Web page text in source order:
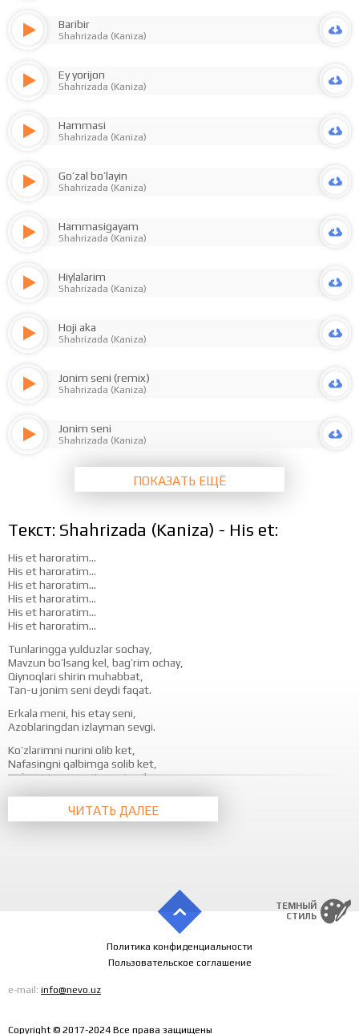
Baribir
Shahrizada (Kaniza)
Ey yorijon
Shahrizada (Kaniza)
Hammasi
Shahrizada (Kaniza)
Go’zal bo’layin
Shahrizada (Kaniza)
Hammasigayam
Shahrizada (Kaniza)
Hiylalarim
Shahrizada (Kaniza)
Hoji aka
Shahrizada (Kaniza)
Jonim seni (remix)
Shahrizada (Kaniza)
Jonim seni
Shahrizada (Kaniza)
ПОКАЗАТЬ ЕЩЁ
Текст: Shahrizada (Kaniza) - His et:
His et haroratim…
His et haroratim…
His et haroratim…
His et haroratim…
His et haroratim…
His et haroratim…
Tunlaringga yulduzlar sochay,
Mavzun bo’lsang kel, bag’rim ochay,
Qiynoqlari shirin muhabbat,
Tan-u jonim seni deydi faqat.
Erkala meni, his etay seni,
Azoblaringdan izlayman sevgi.
Ko’zlarimni nurini olib ket,
Nafasingni qalbimga solib ket,
Zulmat tunni yorit sevging ila,
Erkala meni, his etay seni,
ЧИТАТЬ ДАЛЕЕ
ТЕМНЫЙ
СТИЛЬ
Политика конфиденциальности
Пользовательское соглашение
e-mail: info@nevo.uz
Copyright © 2017-2024 Все права защищены